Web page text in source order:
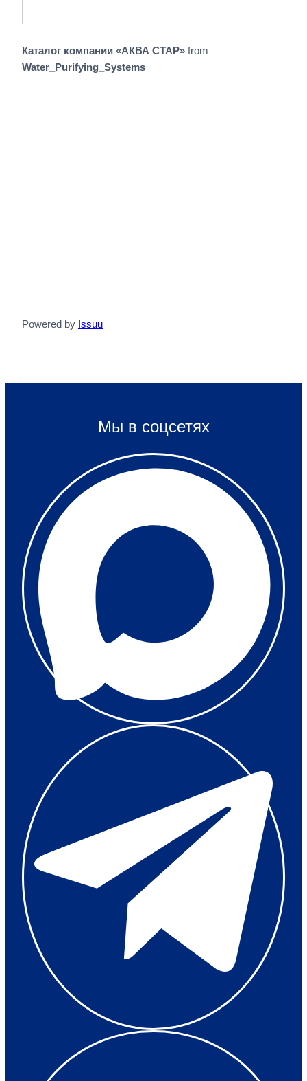
Каталог компании «АКВА СТАР» from
Water_Purifying_Systems
Powered by Issuu
Мы в соцсетях